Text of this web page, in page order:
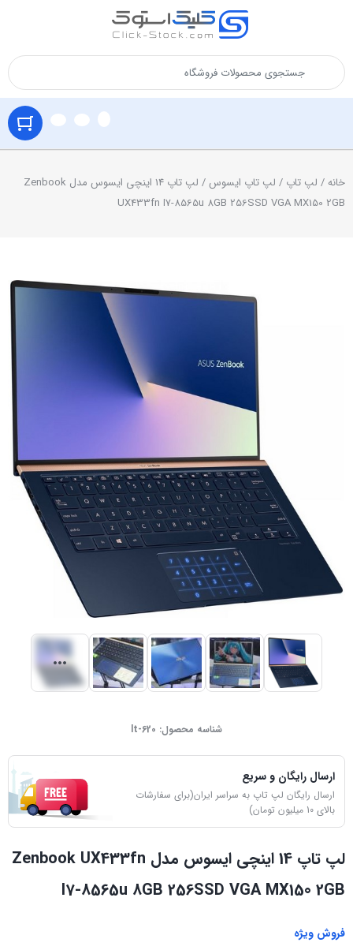
خانه/ لپ تاپ / لپ تاپ ایسوس
/ لپ تاپ 14 اینچی ایسوس مدل Zenbook
UX433fn I7-8565u 8GB 256SSD VGA MX150 2GB
شناسه محصول: lt-620
ارسال رایگان و سریع
ارسال رایگان لپ تاپ به سراسر ایران(برای سفارشات
بالای 10 میلیون تومان)
لپ تاپ 14 اینچی ایسوس مدل Zenbook UX433fn
I7-8565u 8GB 256SSD VGA MX150 2GB
فروش ویژه